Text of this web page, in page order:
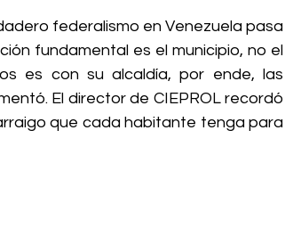
federalismo en Venezuela pasa
fundamental es el municipio, no el
es con su alcaldía, por ende, las
El director de CIEPROL recordó
que cada habitante tenga para